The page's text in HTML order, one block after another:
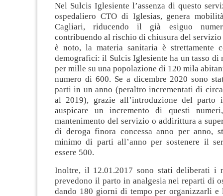
Nel Sulcis Iglesiente l’assenza di questo
ospedaliero CTO di Iglesias, genera
Cagliari, riducendo il già esiguo
contribuendo al rischio di chiusura del servizio
è noto, la materia sanitaria è strettamente
demografici: il Sulcis Iglesiente ha un tasso di
per mille su una popolazione di 120 mila
numero di 600. Se a dicembre 2020 sono
parti in un anno (peraltro incrementati di
al 2019), grazie all’introduzione del parto
auspicare un incremento di questi
mantenimento del servizio o addirittura a
di deroga finora concessa anno per anno,
minimo di parti all’anno per sostenere il
essere 500.
Inoltre, il 12.01.2017 sono stati deliberati i
prevedono il parto in analgesia nei reparti di
dando 180 giorni di tempo per organizzarli e